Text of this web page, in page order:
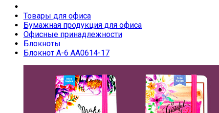
Товары для офиса
Бумажная продукция для офиса
Офисные принадлежности
Блокноты
Блокнот А-6 АА0614-17